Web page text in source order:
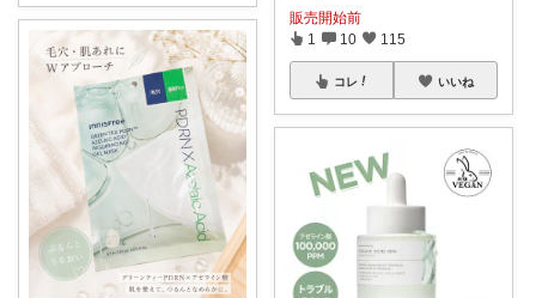
販売開始前
1 10 115
コレ いいね